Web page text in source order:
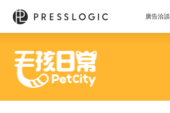
廣告洽談